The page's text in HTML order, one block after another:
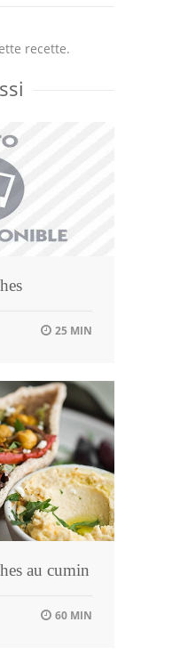
recette.
25 MIN
au cumin
60 MIN